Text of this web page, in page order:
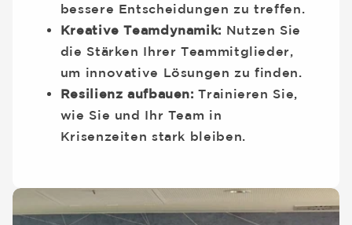
bessere Entscheidungen zu treffen.
Kreative Teamdynamik: Nutzen Sie
die Stärken Ihrer Teammitglieder,
um innovative Lösungen zu finden.
Resilienz aufbauen: Trainieren Sie,
wie Sie und Ihr Team in
Krisenzeiten stark bleiben.